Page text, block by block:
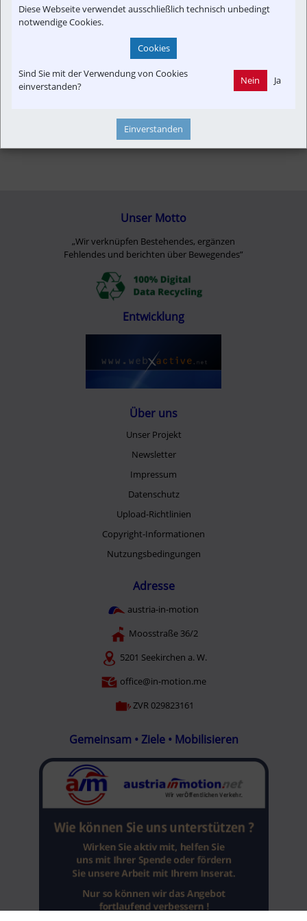
Unser Motto
„Wir verknüpfen Bestehendes, ergänzen
Fehlendes und berichten über Bewegendes”
Entwicklung
Über uns
Unser Projekt
Newsletter
Impressum
Datenschutz
Upload-Richtlinien
Copyright-Informationen
Nutzungsbedingungen
Adresse
austria-in-motion
Moosstraße 36/2
5201 Seekirchen a. W.
office@in-motion.me
ZVR 029823161
Gemeinsam • Ziele • Mobilisieren
Diese Webseite verwendet ausschließlich technisch unbedingt
notwendige Cookies.
Cookies
Sind Sie mit der Verwendung von Cookies
einverstanden?
Nein Ja
Einverstanden